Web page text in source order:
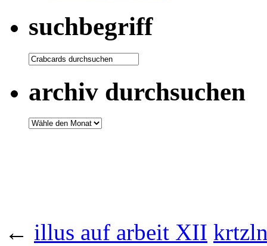
suchbegriff
archiv durchsuchen
← illus auf arbeit XII